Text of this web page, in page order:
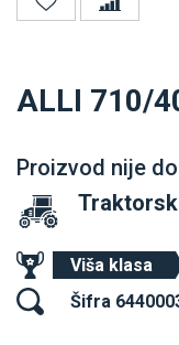
ALLI 710/
Proizvod nije
Viša klasa
Šifra